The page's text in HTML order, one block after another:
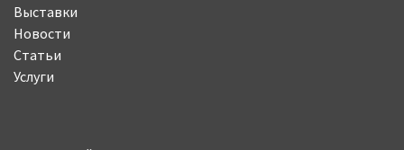
Выставки
Новости
Статьи
Услуги